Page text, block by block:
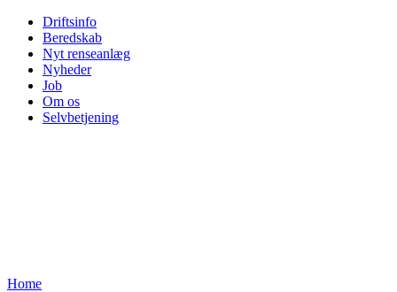
Driftsinfo
Beredskab
Nyt renseanlæg
Nyheder
Job
Om os
Selvbetjening
Home